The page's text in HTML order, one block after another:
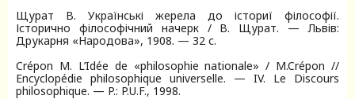
Щурат В. Українські жерела до істориї філософії.
Історично філософічний начерк / В. Щурат. — Львів:
Друкарня «Народова», 1908. — 32 с.
Crépon M. L’Idée de «philosophie nationale» / M.Crépon //
Encyclopédie philosophique universelle. — IV. Le Discours
philosophique. — P.: P.U.F., 1998.